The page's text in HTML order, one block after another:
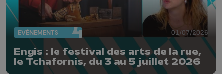
EVÈNEMENTS 01/07/2026
Engis : le festival des arts de la rue,
le Tchafornis, du 3 au 5 juillet 2026